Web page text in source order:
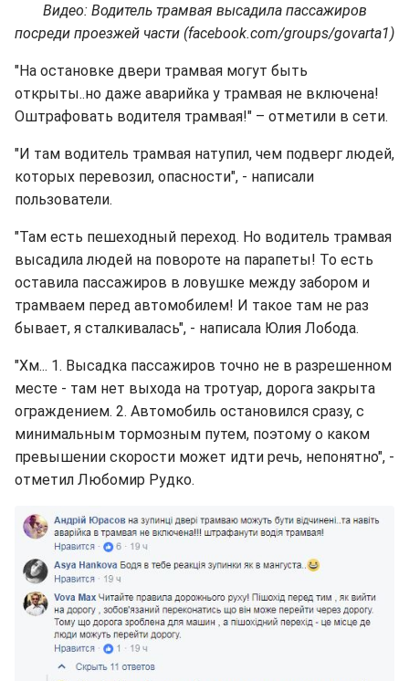
Видео: Водитель трамвая высадила пассажиров
посреди проезжей части (facebook.com/groups/govarta1)
"На остановке двери трамвая могут быть
открыты..но даже аварийка у трамвая не включена!
Оштрафовать водителя трамвая!" – отметили в сети.
"И там водитель трамвая натупил, чем подверг людей,
которых перевозил, опасности", - написали
пользователи.
"Там есть пешеходный переход. Но водитель трамвая
высадила людей на повороте на парапеты! То есть
оставила пассажиров в ловушке между забором и
трамваем перед автомобилем! И такое там не раз
бывает, я сталкивалась", - написала Юлия Лобода.
"Хм... 1. Высадка пассажиров точно не в разрешенном
месте - там нет выхода на тротуар, дорога закрыта
ограждением. 2. Автомобиль остановился сразу, с
минимальным тормозным путем, поэтому о каком
превышении скорости может идти речь, непонятно", -
отметил Любомир Рудко.